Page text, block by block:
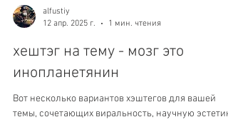
alfustiy
12 апр. 2025 г.
1 мин. чтения
хештэг на тему - мозг это
инопланетянин
Вот несколько вариантов хэштегов для вашей
темы, сочетающих виральность, научную